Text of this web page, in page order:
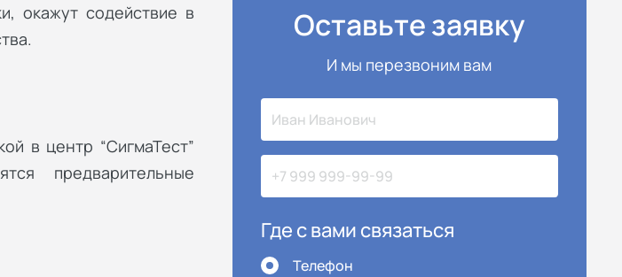
окажут содействие в
в центр “СигмаТест”
предварительные
Оставьте заявку
И мы перезвоним вам
Где с вами связаться
Телефон